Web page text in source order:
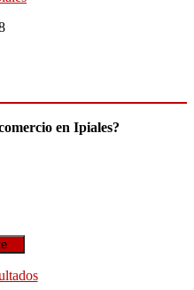
en Ipiales?